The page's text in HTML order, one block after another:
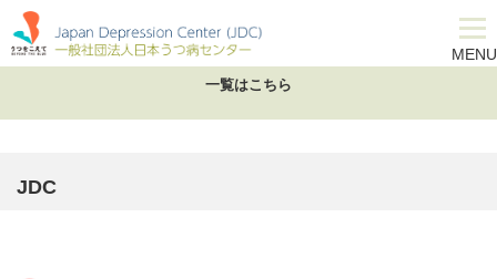
JDC
MENU
一覧はこちら
JDC